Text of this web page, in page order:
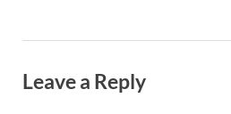
Leave a Reply